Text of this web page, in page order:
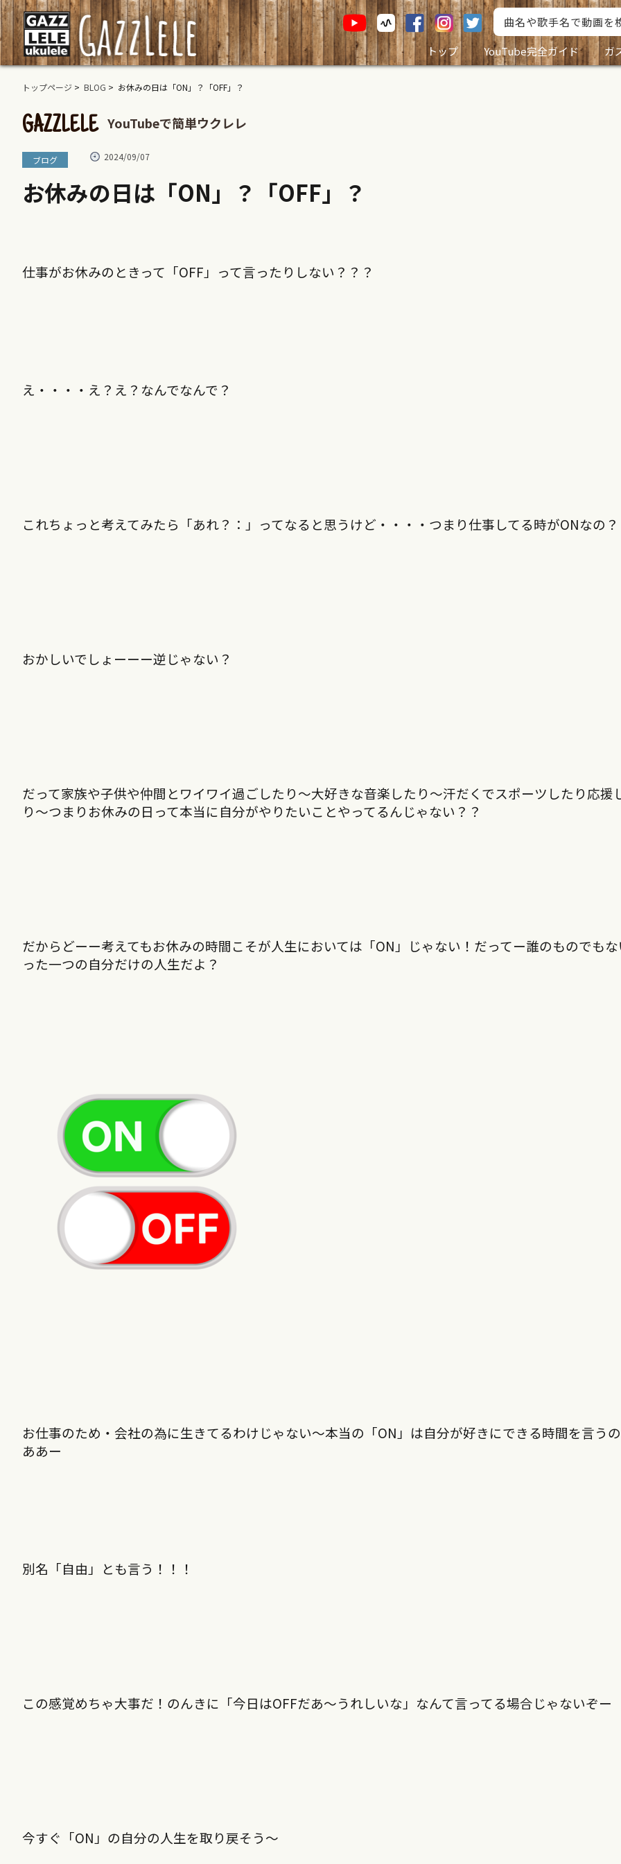
トップ YouTube完全ガイド ガ
トップページ > BLOG > お休みの日は「ON」？「OFF」？
GAZZLELE YouTubeで簡単ウクレレ
ブログ 2024/09/07
お休みの日は「ON」？「OFF」？
仕事がお休みのときって「OFF」って言ったりしない？？？
え・・・・え？え？なんでなんで？
これちょっと考えてみたら「あれ？：」ってなると思うけど・・・・つまり仕事してる時がONなの？
おかしいでしょーーー逆じゃない？
だって家族や子供や仲間とワイワイ過ごしたり〜大好きな音楽したり〜汗だくでスポーツしたり応援
り〜つまりお休みの日って本当に自分がやりたいことやってるんじゃない？？
だからどーー考えてもお休みの時間こそが人生においては「ON」じゃない！だってー誰のものでも
った一つの自分だけの人生だよ？
お仕事のため・会社の為に生きてるわけじゃない〜本当の「ON」は自分が好きにできる時間を言う
ああー
別名「自由」とも言う！！！
この感覚めちゃ大事だ！のんきに「今日はOFFだあ〜うれしいな」なんて言ってる場合じゃないぞー
今すぐ「ON」の自分の人生を取り戻そう〜